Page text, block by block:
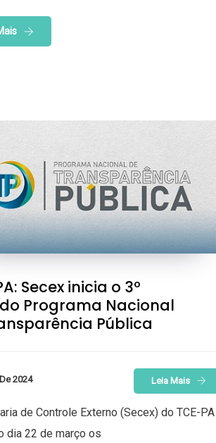
Secex inicia o 3º
Programa Nacional
Pública
2024 Leia Mais
de Controle Externo (Secex) do TCE-PA
dia 22 de março os